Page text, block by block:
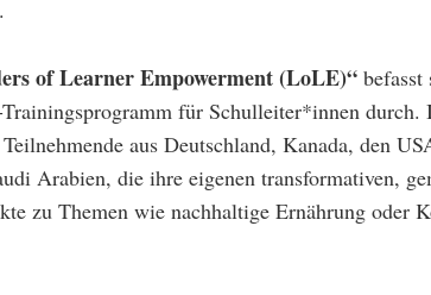
of Learner Empowerment (LoLE)“
für Schulleiter*innen
aus Deutschland, Kanada, den
Arabien, die ihre eigenen transformativen,
zu Themen wie nachhaltige Ernährung oder